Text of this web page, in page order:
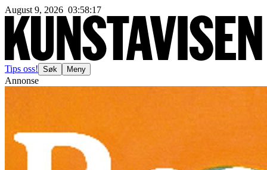
August 9, 2026 03:58:20
Tips oss! Søk Meny
Annonse